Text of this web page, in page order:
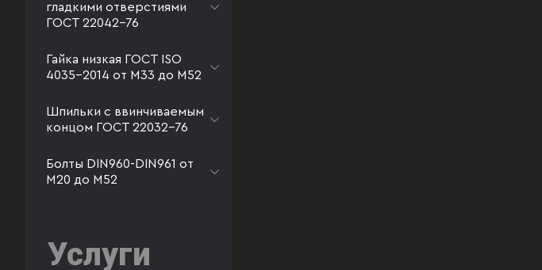
гладкими отверстиями
ГОСТ 22042-76
Гайка низкая ГОСТ ISO
4035-2014 от М33 до М52
Шпильки с ввинчиваемым
концом ГОСТ 22032-76
Болты DIN960-DIN961 от
М20 до М52
Услуги